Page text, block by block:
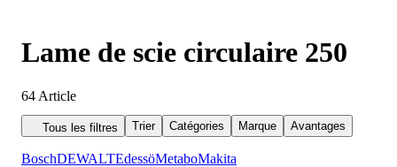
Lame de scie circulaire 250
64 Article
Tous les filtres Trier Catégories Marque Avantages
BoschDEWALTEdessöMetaboMakita